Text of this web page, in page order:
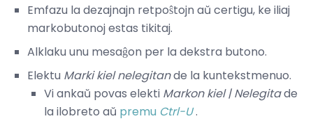
Emfazu la dezajnajn retpoŝtojn aŭ certigu, ke iliaj
markobutonoj estas tikitaj.
Alklaku unu mesaĝon per la dekstra butono.
Elektu Marki kiel nelegitande la kuntekstmenuo.
Vi ankaŭ povas elekti Markon kiel | Nelegitade
la ilobreto aŭ premu Ctrl-U.